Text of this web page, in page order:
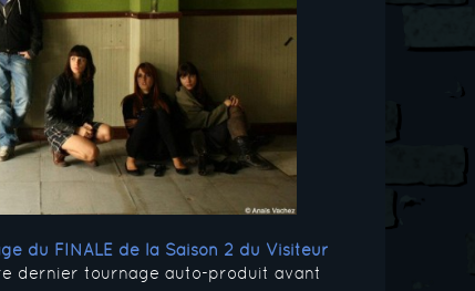
du FINALE de la Saison 2 du Visiteur
dernier tournage auto-produit avant